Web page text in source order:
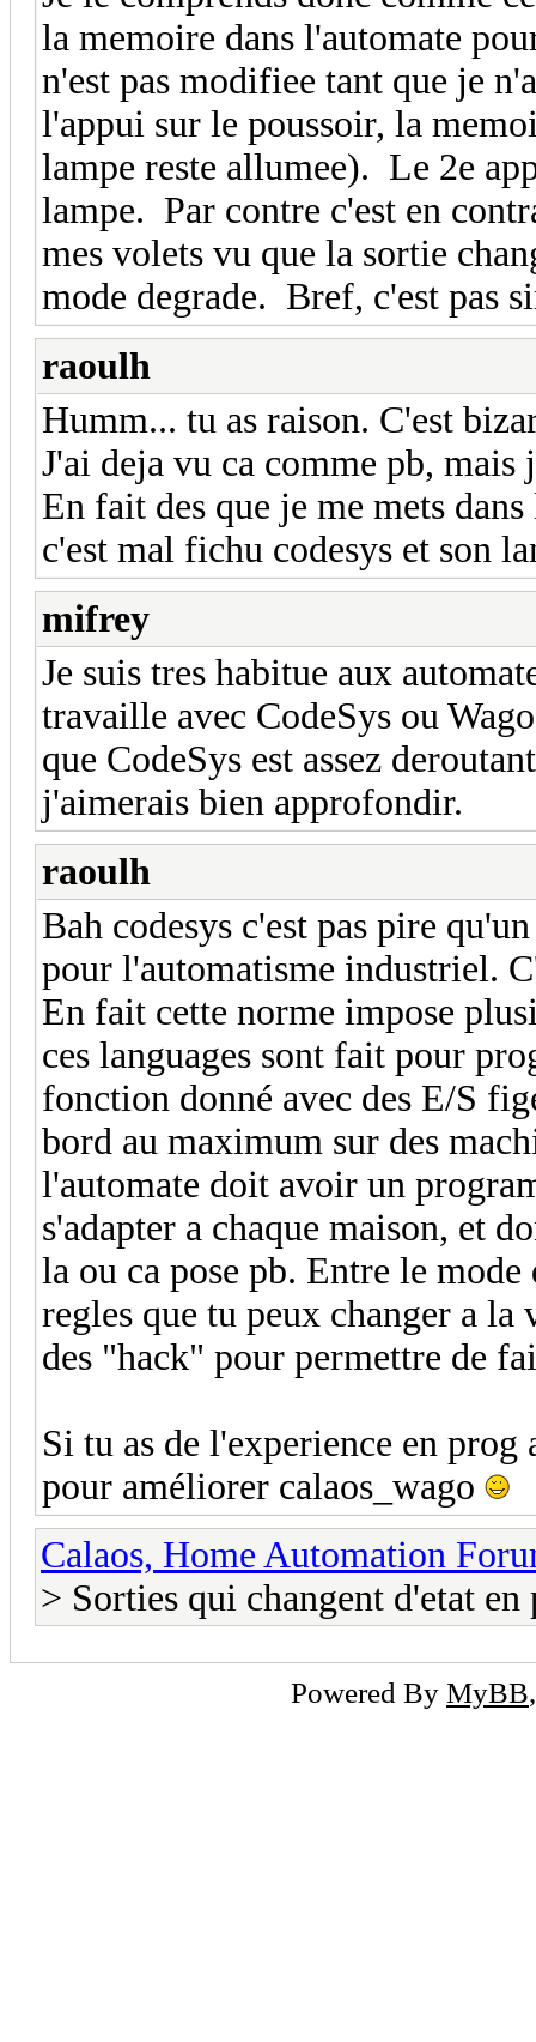
la memoire dans l'automate
n'est pas modifiee tant que je
l'appui sur le poussoir, la
lampe reste allumee). Le 2e
lampe. Par contre c'est en
mes volets vu que la sortie
mode degrade. Bref, c'est pas
raoulh
Humm... tu as raison. C'est
J'ai deja vu ca comme pb,
En fait des que je me mets
c'est mal fichu codesys et son
mifrey
Je suis tres habitue aux
travaille avec CodeSys ou
que CodeSys est assez
j'aimerais bien approfondir.
raoulh
Bah codesys c'est pas pire
pour l'automatisme industriel.
En fait cette norme impose
ces languages sont fait pour
fonction donné avec des E/S
bord au maximum sur des
l'automate doit avoir un
s'adapter a chaque maison, et
la ou ca pose pb. Entre le
regles que tu peux changer a la
des "hack" pour permettre de
Si tu as de l'experience en
pour améliorer calaos_wago
Calaos, Home Automation
> Sorties qui changent d'etat en
Powered By MyBB